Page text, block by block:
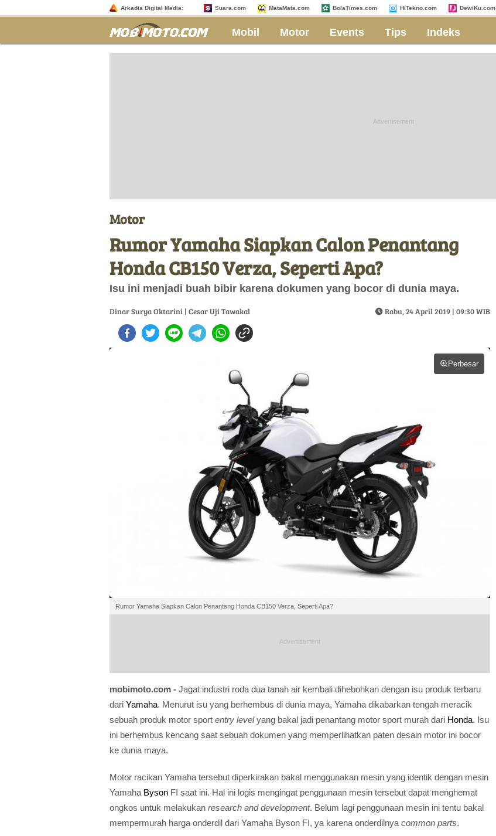
Arkadia Digital Media: Suara.com MataMata.com BolaTimes.com HiTekno.com DewiKu.com
Mobil Motor Events Tips Indeks
Motor
Rumor Yamaha Siapkan Calon Penantang
Honda CB150 Verza, Seperti Apa?
Isu ini menjadi buah bibir karena dokumen yang bocor di dunia maya.
Dinar Surya Oktarini | Cesar Uji Tawakal Rabu, 24 April 2019 | 09:30 WIB
Perbesar
Rumor Yamaha Siapkan Calon Penantang Honda CB150 Verza, Seperti Apa?
mobimoto.com - Jagat industri roda dua tanah air kembali dihebohkan dengan isu produk terbaru
dari Yamaha. Menurut isu yang berhembus di dunia maya, Yamaha dikabarkan tengah meracik
sebuah produk motor sport entry levelyang bakal jadi penantang motor sport murah dari Honda. Isu
ini berhembus kencang saat sebuah dokumen yang memperlihatkan paten desain motor ini bocor
ke dunia maya.
Motor racikan Yamaha tersebut diperkirakan bakal menggunakan mesin yang identik dengan mesin
Yamaha Byson FI saat ini. Hal ini logis mengingat penggunaan mesin tersebut dapat menghemat
ongkos untuk melakukan research and development. Belum lagi penggunaan mesin ini tentu bakal
mempermurah harga onderdil dari Yamaha Byson FI, ya karena onderdilnya common parts.